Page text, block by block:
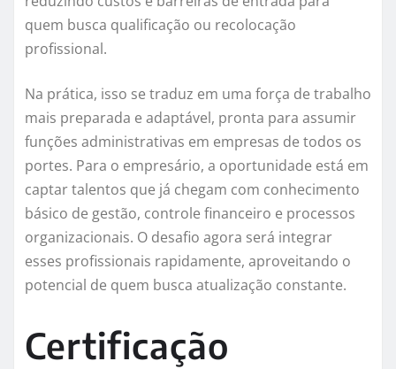
quem busca qualificação ou recolocação
profissional.
Na prática, isso se traduz em uma força de trabalho
mais preparada e adaptável, pronta para assumir
funções administrativas em empresas de todos os
portes. Para o empresário, a oportunidade está em
captar talentos que já chegam com conhecimento
básico de gestão, controle financeiro e processos
organizacionais. O desafio agora será integrar
esses profissionais rapidamente, aproveitando o
potencial de quem busca atualização constante.
Certificação